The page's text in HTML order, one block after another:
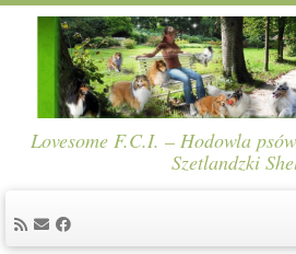
Lovesome F.C.I. – Hodowla
Szetlandzki